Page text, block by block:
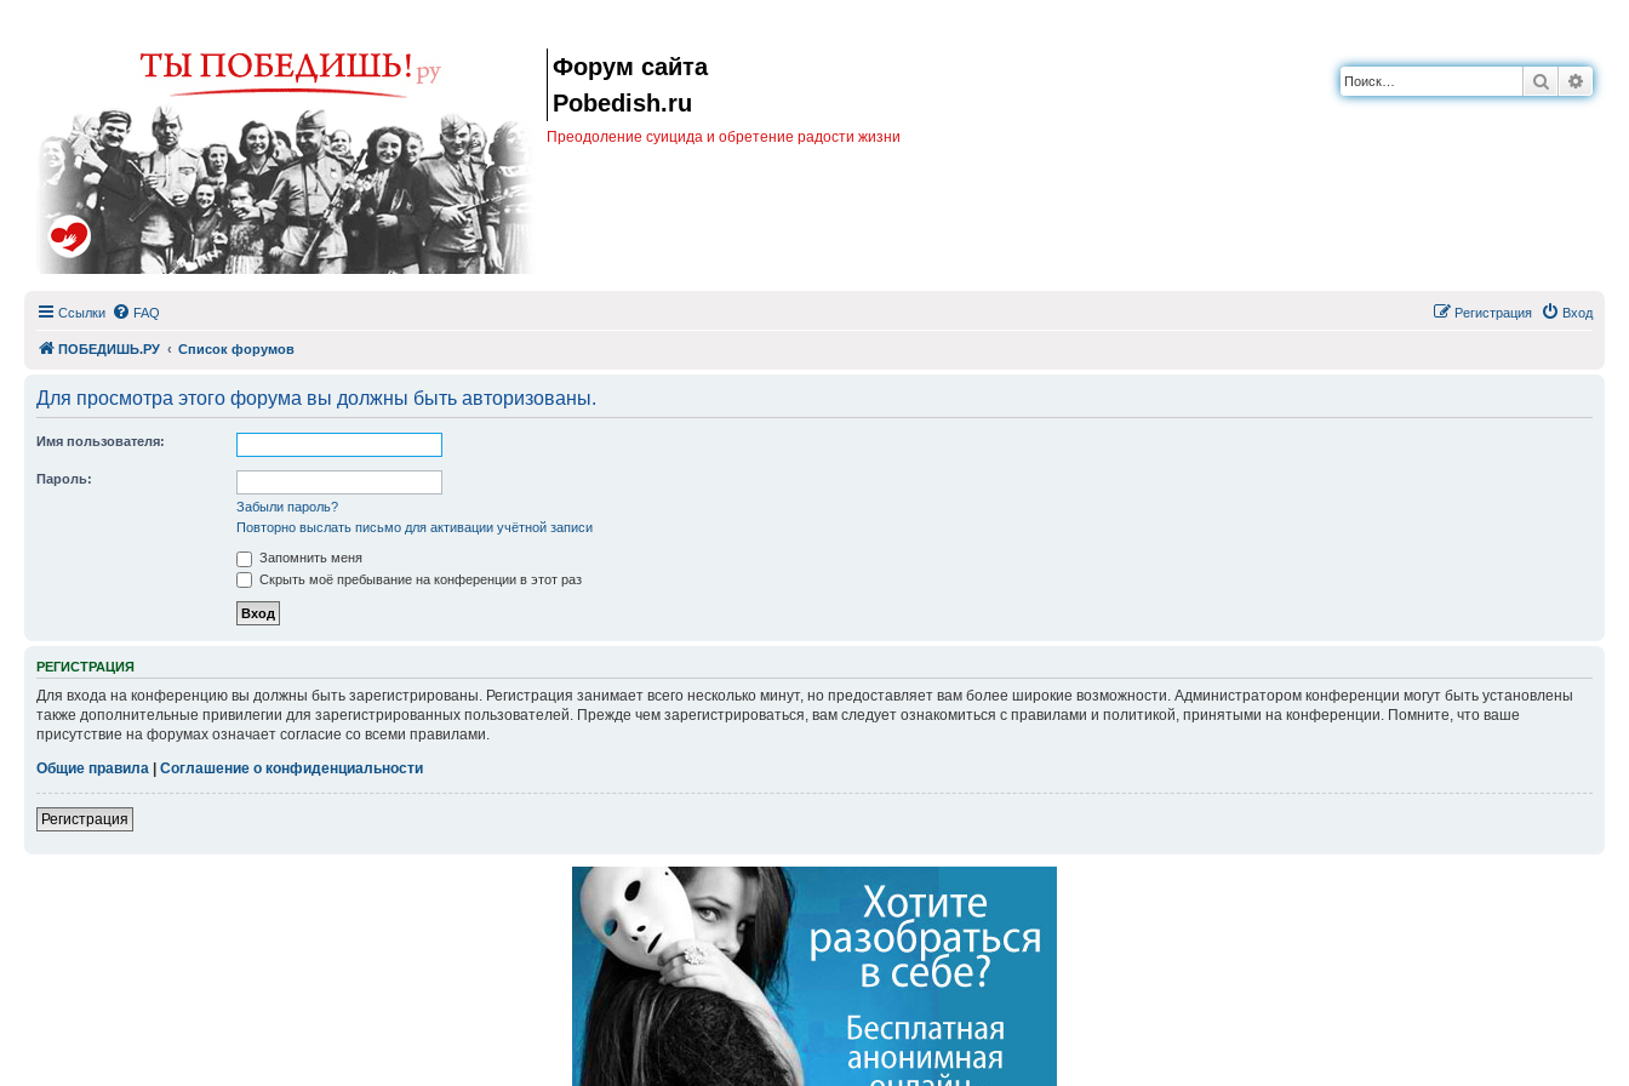
Форум сайта
Pobedish.ru
Преодоление суицида и обретение радости жизни
Поиск
Ссылки FAQ Вход
Регистрация
ПОБЕДИШЬ.РУ Список форумов
Для просмотра этого форума вы должны быть авторизованы.
Имя пользователя:
Пароль:
Забыли пароль?
Повторно выслать письмо для активации учётной записи
Запомнить меня
Скрыть моё пребывание на конференции в этот раз
РЕГИСТРАЦИЯ
Для входа на конференцию вы должны быть зарегистрированы. Регистрация занимает всего несколько минут, но предоставляет вам более широкие возможности. Администратором конференции могут быть установлены
также дополнительные привилегии для зарегистрированных пользователей. Прежде чем зарегистрироваться, вам следует ознакомиться с правилами и политикой, принятыми на конференции. Помните, что ваше
присутствие на форумах означает согласие со всеми правилами.
Общие правила | Соглашение о конфиденциальности
Регистрация